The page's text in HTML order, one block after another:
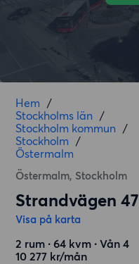
Hem /
Stockholms län /
Stockholm kommun /
Stockholm /
Östermalm
Östermalm, Stockholm
Strandvägen 47
Visa på karta
2 rum ∙ 64 kvm ∙ Vån 4
10 277 kr/mån